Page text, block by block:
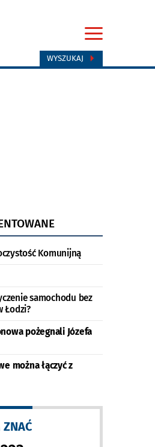
WYSZUKAJ
Komunijną
samochodu bez
Łodzi?
pożegnali Józefa
można łączyć z
ZNAĆ